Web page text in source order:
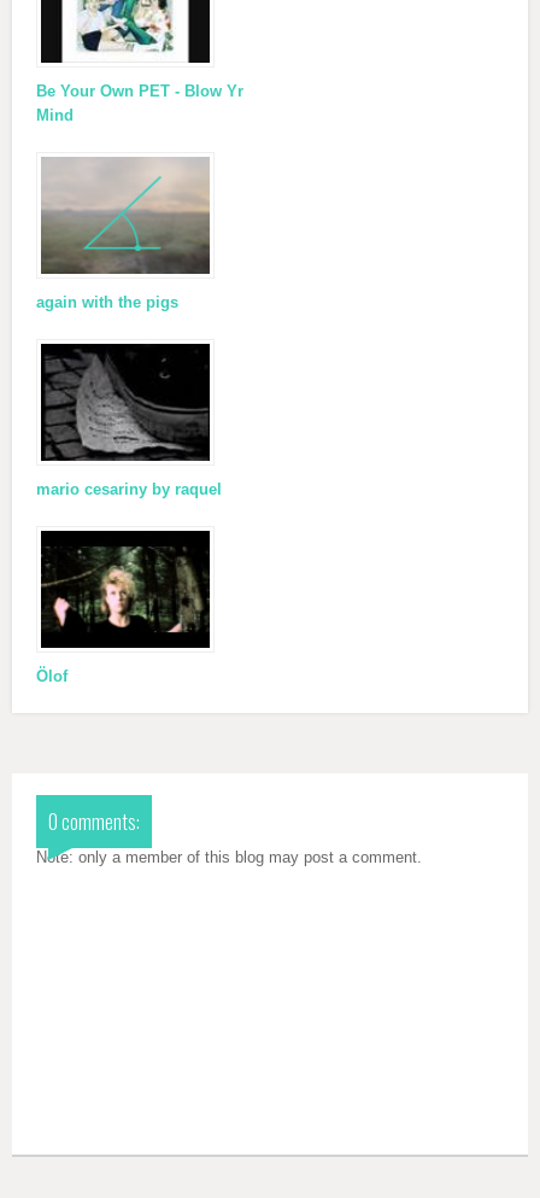
Be Your Own PET - Blow Yr
Mind
again with the pigs
mario cesariny by raquel
Ölof
0 comments:
Note: only a member of this blog may post a comment.